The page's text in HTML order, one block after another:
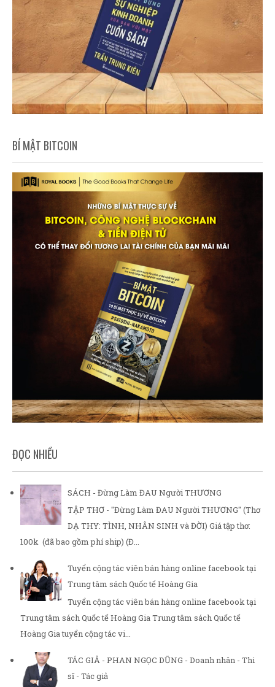
BÍ MẬT BITCOIN
ĐỌC NHIỀU
SÁCH - Đừng Làm ĐAU Người THƯƠNG
TẬP THƠ - "Đừng Làm ĐAU Người THƯƠNG" (Thơ
DẠ THY: TÌNH, NHÂN SINH và ĐỜI) Giá tập thơ:
100k (đã bao gồm phí ship) (Đ...
Tuyển cộng tác viên bán hàng online facebook tại
Trung tâm sách Quốc tế Hoàng Gia
Tuyển cộng tác viên bán hàng online facebook tại
Trung tâm sách Quốc tế Hoàng Gia Trung tâm sách Quốc tế
Hoàng Gia tuyển cộng tác vi...
TÁC GIẢ - PHAN NGỌC DŨNG - Doanh nhân - Thi
sĩ - Tác giả